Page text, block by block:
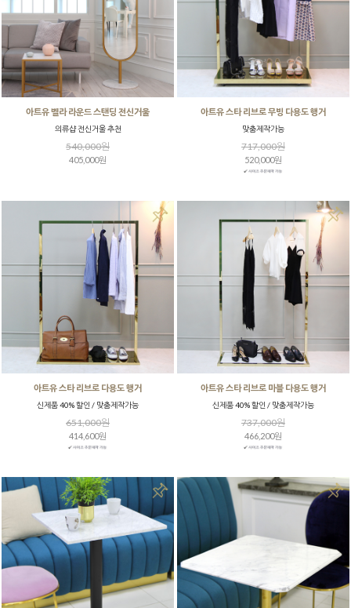
아트유 벨라 라운드 스탠딩 전신거울
의류샵 전신거울 추천
540,000원
405,000원
아트유 스타 리브로 무빙 다용도 행거
맞춤제작가능
717,000원
520,000원
아트유 스타 리브로 다용도 행거
신제품 40% 할인 / 맞춤제작가능
651,000원
414,600원
아트유 스타 리브로 마블 다용도 행거
신제품 40% 할인 / 맞춤제작가능
737,000원
466,200원